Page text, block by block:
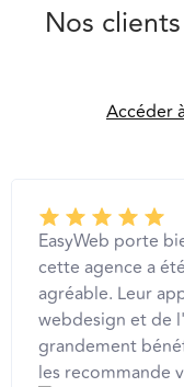
Nos
Accéder
EasyWeb porte
cette agence a
agréable. Leur
webdesign et de
grandement
les recommande